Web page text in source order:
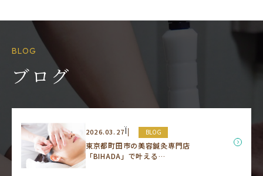
BLOG
ブログ
2026.03.27Ï BLOG
東京都町田市の美容鍼灸専門店
「BIHADA」で叶える…